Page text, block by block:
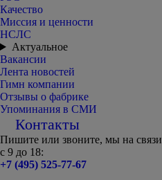
Качество
Миссия и ценности
НСЛС
Актуальное
Вакансии
Лента новостей
Гимн компании
Отзывы о фабрике
Упоминания в СМИ
Контакты
Пишите или звоните, мы на связи
с 9 до 18:
+7 (495) 525-77-67